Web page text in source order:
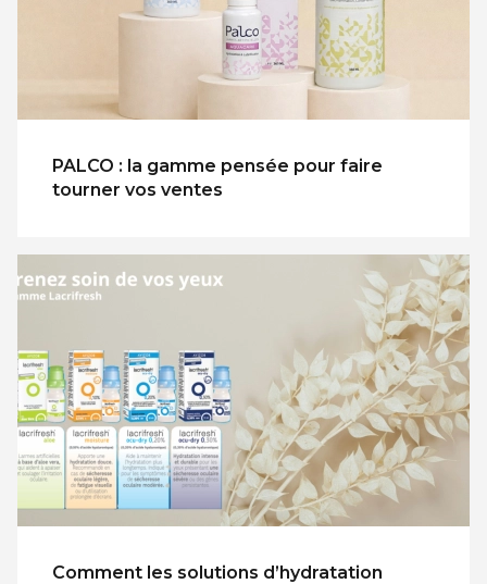
PALCO : la gamme pensée pour faire
tourner vos ventes
Comment les solutions d’hydratation